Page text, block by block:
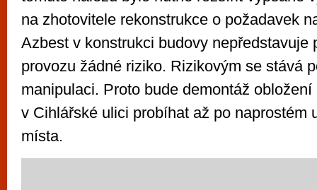
na zhotovitele rekonstrukce o požadavek
Azbest v konstrukci budovy nepředstavuje
provozu žádné riziko. Rizikovým se stává
manipulaci. Proto bude demontáž obložení
v Cihlářské ulici probíhat až po naprostém
místa.